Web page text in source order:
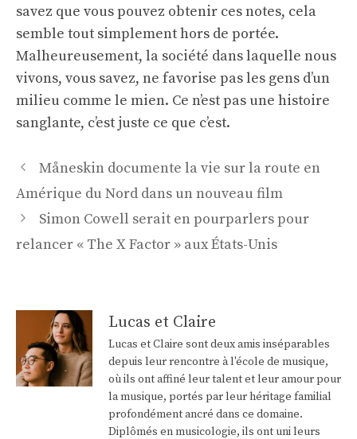
savez que vous pouvez obtenir ces notes, cela
semble tout simplement hors de portée.
Malheureusement, la société dans laquelle nous
vivons, vous savez, ne favorise pas les gens d’un
milieu comme le mien. Ce n’est pas une histoire
sanglante, c’est juste ce que c’est.
Navigation
des
articles
Måneskin documente la vie sur la route en
Amérique du Nord dans un nouveau film
Simon Cowell serait en pourparlers pour
relancer « The X Factor » aux États-Unis
Lucas et Claire
Lucas et Claire sont deux amis inséparables
depuis leur rencontre à l'école de musique,
où ils ont affiné leur talent et leur amour pour
la musique, portés par leur héritage familial
profondément ancré dans ce domaine.
Diplômés en musicologie, ils ont uni leurs